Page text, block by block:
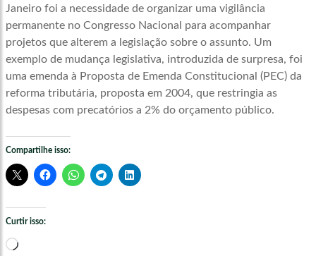
Janeiro foi a necessidade de organizar uma vigilância
permanente no Congresso Nacional para acompanhar
projetos que alterem a legislação sobre o assunto. Um
exemplo de mudança legislativa, introduzida de surpresa, foi
uma emenda à Proposta de Emenda Constitucional (PEC) da
reforma tributária, proposta em 2004, que restringia as
despesas com precatórios a 2% do orçamento público.
Compartilhe isso:
Curtir isso:
Carregando...